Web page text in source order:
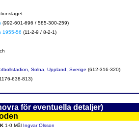
(992-601-696 / 585-300-259)
1955-56 (11-2-9 / 8-2-1)
Solna, Uppland, Sverige (612-316-320)
638-813)
för eventuella detaljer)
1-0 Mål Ingvar Olsson